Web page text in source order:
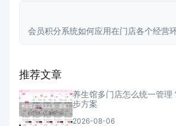
会员积分系统如何应用在门店各个经营
推荐文章
养生馆多门店怎么统一管理
步方案
2026-08-06